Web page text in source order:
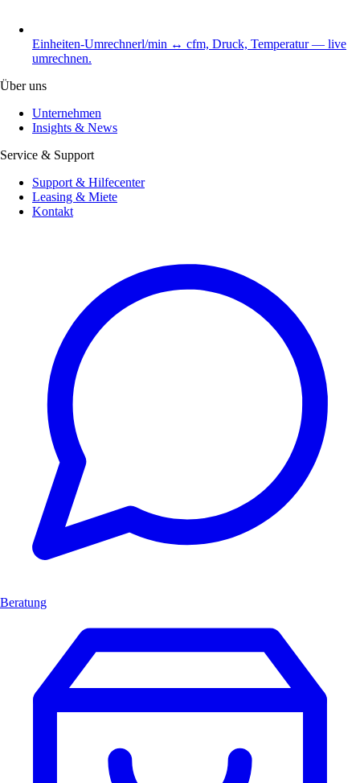
Einheiten-Umrechnerl/min ↔ cfm, Druck, Temperatur — live
umrechnen.
Über uns
Unternehmen
Insights & News
Service & Support
Support & Hilfecenter
Leasing & Miete
Kontakt
Beratung